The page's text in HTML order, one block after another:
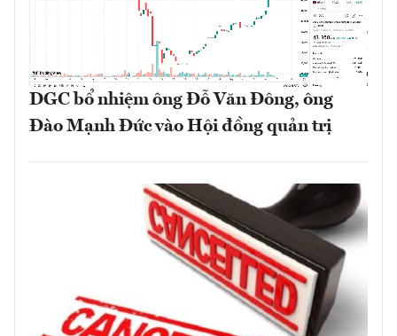
DGC bổ nhiệm ông Đỗ Văn Đông, ông
Đào Mạnh Đức vào Hội đồng quản trị